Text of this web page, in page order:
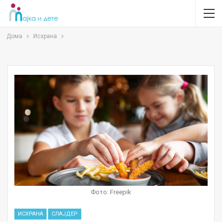
Дома Исхрана
Фото: Freepik
ИСХРАНА СЛАЈДЕР